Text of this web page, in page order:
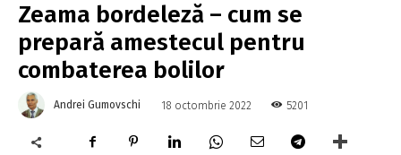
Zeama bordeleză – cum se
prepară amestecul pentru
combaterea bolilor
Andrei Gumovschi 18 octombrie 2022 5201